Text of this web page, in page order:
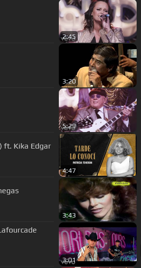
2:45
3:20
5:29
ft. Kika Edgar
4:47
3:43
3:01